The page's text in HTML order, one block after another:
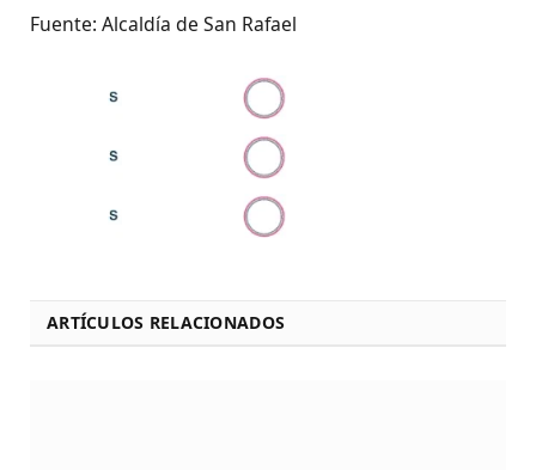
Fuente: Alcaldía de San Rafael
ARTÍCULOS RELACIONADOS